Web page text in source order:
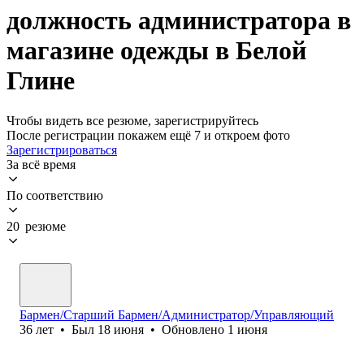
должность администратора в
магазине одежды в Белой
Глине
Чтобы видеть все резюме, зарегистрируйтесь
После регистрации покажем ещё 7 и откроем фото
Зарегистрироваться
За всё время
По соответствию
20 резюме
Бармен/Старший Бармен/Администратор/Управляющий
36 лет • Был 18 июня • Обновлено 1 июня